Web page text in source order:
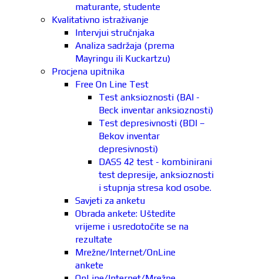
maturante, studente
Kvalitativno istraživanje
Intervjui stručnjaka
Analiza sadržaja (prema
Mayringu ili Kuckartzu)
Procjena upitnika
Free On Line Test
Test anksioznosti (BAI -
Beck inventar anksioznosti)
Test depresivnosti (BDI –
Bekov inventar
depresivnosti)
DASS 42 test - kombinirani
test depresije, anksioznosti
i stupnja stresa kod osobe.
Savjeti za anketu
Obrada ankete: Uštedite
vrijeme i usredotočite se na
rezultate
Mrežne/Internet/OnLine
ankete